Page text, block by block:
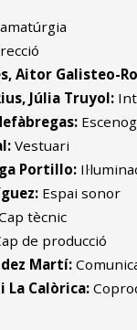
Aitor Galisteo-
Júlia Truyol:
Vestuari
Portillo:
Espai sonor
tècnic
de producció
Martí:
La Calòrica: